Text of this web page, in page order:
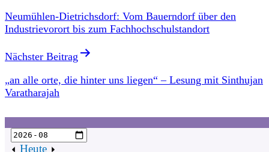
Neumühlen-Dietrichsdorf: Vom Bauerndorf über den
Industrievorort bis zum Fachhochschulstandort
Nächster Beitrag
„an alle orte, die hinter uns liegen“ – Lesung mit Sinthujan
Varatharajah
Heute